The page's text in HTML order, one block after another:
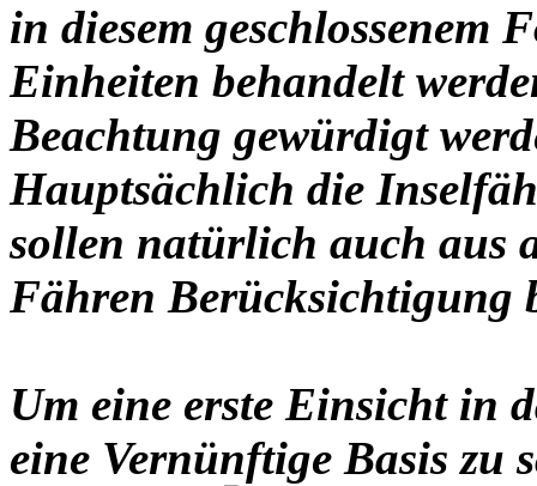
in diesem geschlossenem
Einheiten behandelt
Beachtung gewürdigt
Hauptsächlich die
sollen natürlich auch aus
Fähren Berücksichtigung
Um eine erste Einsicht in
eine Vernünftige Basis zu